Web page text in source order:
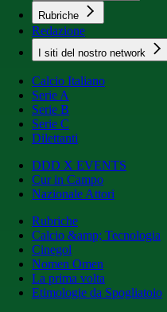
Rubriche
Redazione
I siti del nostro network
Calcio Italiano
Serie A
Serie B
Serie C
Dilettanti
DDD X EVENTS
Cur in Campo
Nazionale Attori
Rubriche
Calcio &amp; Tecnologia
Cinegol
Nomen Omen
La prima volta
Etimologie da Spogliatoio